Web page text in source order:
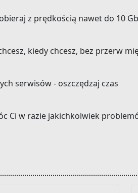
z prędkością nawet do 10
kiedy chcesz, bez przerw
serwisów - oszczędzaj czas
Ci w razie jakichkolwiek